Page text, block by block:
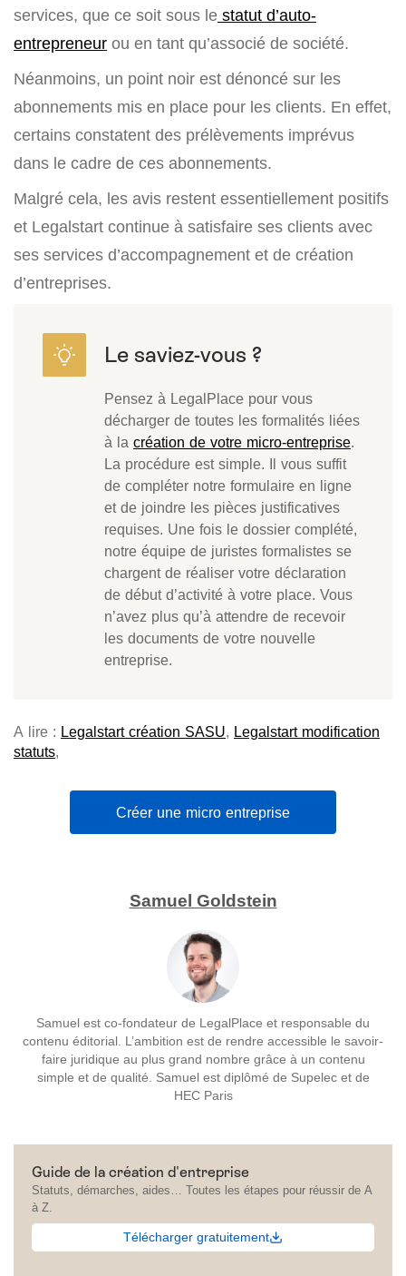
services, que ce soit sous le statut d’auto-
entrepreneur ou en tant qu’associé de société.
Néanmoins, un point noir est dénoncé sur les
abonnements mis en place pour les clients. En effet,
certains constatent des prélèvements imprévus
dans le cadre de ces abonnements.
Malgré cela, les avis restent essentiellement positifs
et Legalstart continue à satisfaire ses clients avec
ses services d’accompagnement et de création
d’entreprises.
Pensez à LegalPlace pour vous
décharger de toutes les formalités liées
à la création de votre micro-entreprise.
La procédure est simple. Il vous suffit
de compléter notre formulaire en ligne
et de joindre les pièces justificatives
requises. Une fois le dossier complété,
notre équipe de juristes formalistes se
chargent de réaliser votre déclaration
de début d’activité à votre place. Vous
n’avez plus qu’à attendre de recevoir
les documents de votre nouvelle
entreprise.
A lire : Legalstart création SASU, Legalstart modification
statuts,
Créer une micro entreprise
Samuel Goldstein
Samuel est co-fondateur de LegalPlace et responsable du
contenu éditorial. L’ambition est de rendre accessible le savoir-
faire juridique au plus grand nombre grâce à un contenu
simple et de qualité. Samuel est diplômé de Supelec et de
HEC Paris
Guide de la création d'entreprise
Statuts, démarches, aides… Toutes les étapes pour réussir de A
à Z.
Télécharger gratuitement